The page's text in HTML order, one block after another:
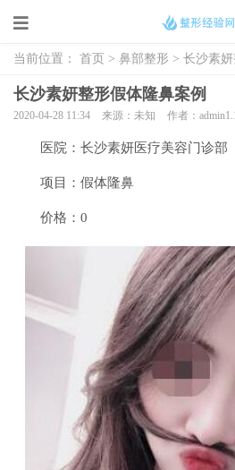
当前位置： 首页 > 鼻部整形 > 长沙素
长沙素妍整形假体隆鼻案例
2020-04-28 11:34 来源：未知 作者：
医院：长沙素妍医疗美容门诊部
项目：假体隆鼻
价格：0